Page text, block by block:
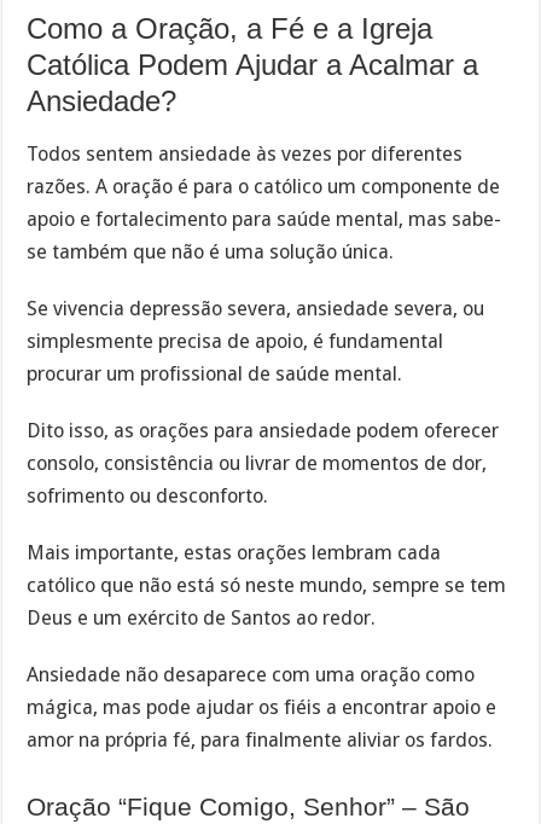
Como a Oração, a Fé e a Igreja
Católica Podem Ajudar a Acalmar a
Ansiedade?
Todos sentem ansiedade às vezes por diferentes
razões. A oração é para o católico um componente de
apoio e fortalecimento para saúde mental, mas sabe-
se também que não é uma solução única.
Se vivencia depressão severa, ansiedade severa, ou
simplesmente precisa de apoio, é fundamental
procurar um profissional de saúde mental.
Dito isso, as orações para ansiedade podem oferecer
consolo, consistência ou livrar de momentos de dor,
sofrimento ou desconforto.
Mais importante, estas orações lembram cada
católico que não está só neste mundo, sempre se tem
Deus e um exército de Santos ao redor.
Ansiedade não desaparece com uma oração como
mágica, mas pode ajudar os fiéis a encontrar apoio e
amor na própria fé, para finalmente aliviar os fardos.
Oração “Fique Comigo, Senhor” – São